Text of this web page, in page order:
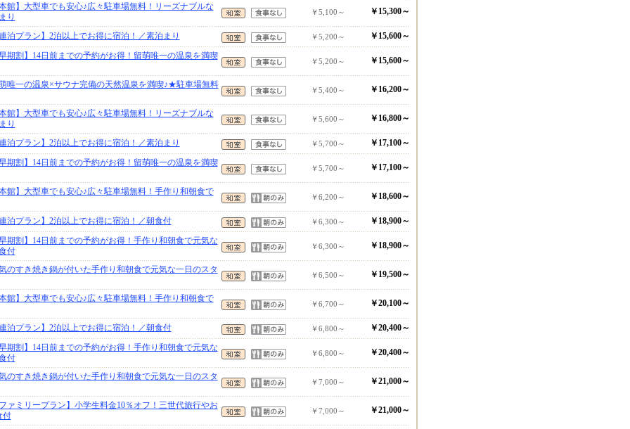
館】大型車でも安心♪広々駐車場無料！リーズナブルな
り
￥5,100～ ￥15,300～
泊プラン】2泊以上でお得に宿泊！／素泊まり ￥5,200～
￥15,600～
期割】14日前までの予約がお得！留萌唯一の温泉を満喫
￥5,200～ ￥15,600～
唯一の温泉×サウナ完備の天然温泉を満喫♪★駐車場無料
￥5,400～ ￥16,200～
館】大型車でも安心♪広々駐車場無料！リーズナブルな
り
￥5,600～ ￥16,800～
泊プラン】2泊以上でお得に宿泊！／素泊まり ￥5,700～
￥17,100～
期割】14日前までの予約がお得！留萌唯一の温泉を満喫
￥5,700～ ￥17,100～
館】大型車でも安心♪広々駐車場無料！手作り和朝食で
￥6,200～ ￥18,600～
泊プラン】2泊以上でお得に宿泊！／朝食付 ￥6,300～
￥18,900～
期割】14日前までの予約がお得！手作り和朝食で元気な
付
￥6,300～ ￥18,900～
のすき焼き鍋が付いた手作り和朝食で元気な一日のスタ
￥6,500～ ￥19,500～
館】大型車でも安心♪広々駐車場無料！手作り和朝食で
￥6,700～ ￥20,100～
泊プラン】2泊以上でお得に宿泊！／朝食付 ￥6,800～
￥20,400～
期割】14日前までの予約がお得！手作り和朝食で元気な
付
￥6,800～ ￥20,400～
のすき焼き鍋が付いた手作り和朝食で元気な一日のスタ
￥7,000～ ￥21,000～
ァミリープラン】小学生料金10％オフ！三世代旅行やお
付
￥7,000～ ￥21,000～